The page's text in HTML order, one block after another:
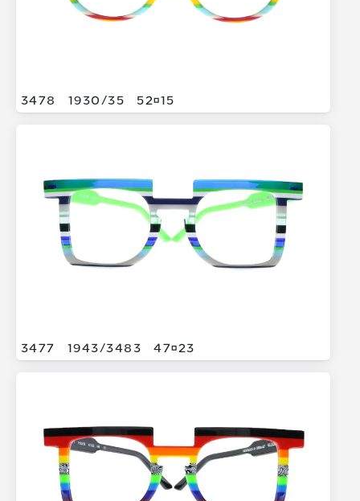
3478 1930/35 5215
3477 1943/3483 4723